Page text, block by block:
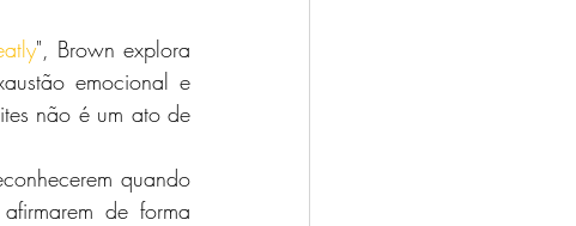
", Brown explora
emocional e
não é um ato de
quando
de forma